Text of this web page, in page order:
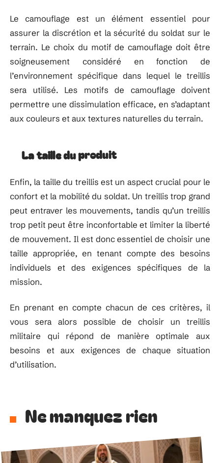
Le camouflage est un élément essentiel pour
assurer la discrétion et la sécurité du soldat sur le
terrain. Le choix du motif de camouflage doit être
soigneusement considéré en fonction de
l’environnement spécifique dans lequel le treillis
sera utilisé. Les motifs de camouflage doivent
permettre une dissimulation efficace, en s’adaptant
aux couleurs et aux textures naturelles du terrain.
La taille du produit
Enfin, la taille du treillis est un aspect crucial pour le
confort et la mobilité du soldat. Un treillis trop grand
peut entraver les mouvements, tandis qu’un treillis
trop petit peut être inconfortable et limiter la liberté
de mouvement. Il est donc essentiel de choisir une
taille appropriée, en tenant compte des besoins
individuels et des exigences spécifiques de la
mission.
En prenant en compte chacun de ces critères, il
vous sera alors possible de choisir un treillis
militaire qui répond de manière optimale aux
besoins et aux exigences de chaque situation
d’utilisation.
Ne manquez rien